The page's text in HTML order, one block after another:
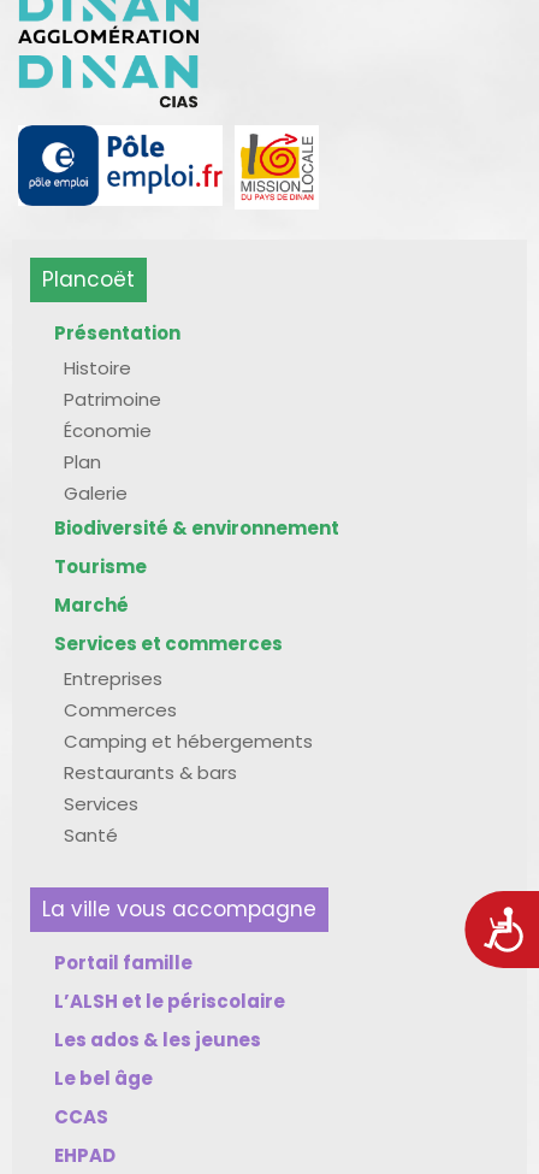
Plancoët
Présentation
Histoire
Patrimoine
Économie
Plan
Galerie
Biodiversité & environnement
Tourisme
Marché
Services et commerces
Entreprises
Commerces
Camping et hébergements
Restaurants & bars
Services
Santé
La ville vous accompagne
Portail famille
L’ALSH et le périscolaire
Les ados & les jeunes
Le bel âge
CCAS
EHPAD